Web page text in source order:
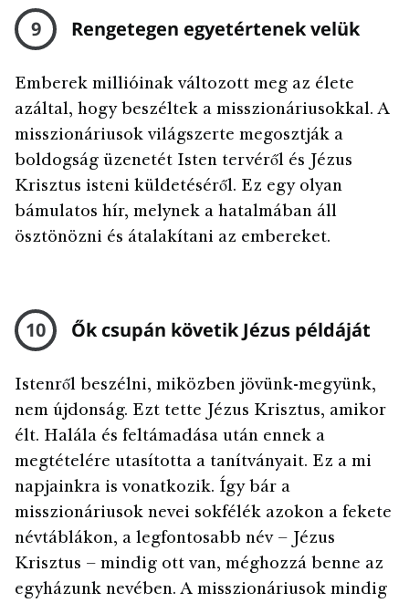
9 Rengetegen egyetértenek velük
Emberek millióinak változott meg az élete
azáltal, hogy beszéltek a misszionáriusokkal. A
misszionáriusok világszerte megosztják a
boldogság üzenetét Isten tervéről és Jézus
Krisztus isteni küldetéséről. Ez egy olyan
bámulatos hír, melynek a hatalmában áll
ösztönözni és átalakítani az embereket.
10 Ők csupán követik Jézus példáját
Istenről beszélni, miközben jövünk-megyünk,
nem újdonság. Ezt tette Jézus Krisztus, amikor
élt. Halála és feltámadása után ennek a
megtételére utasította a tanítványait. Ez a mi
napjainkra is vonatkozik. Így bár a
misszionáriusok nevei sokfélék azokon a fekete
névtáblákon, a legfontosabb név – Jézus
Krisztus – mindig ott van, méghozzá benne az
egyházunk nevében. A misszionáriusok mindig